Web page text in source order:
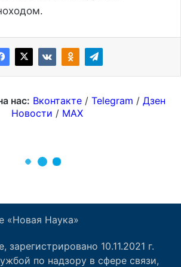
«Новая Наука»
зарегистрировано 10.11.2021 г.
по надзору в сфере связи,